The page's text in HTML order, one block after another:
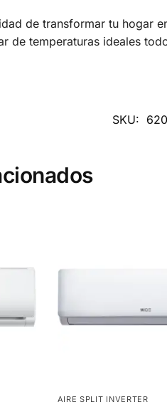
de transformar tu hogar
de temperaturas ideales
SKU:
AIRE SPLIT INVERTER